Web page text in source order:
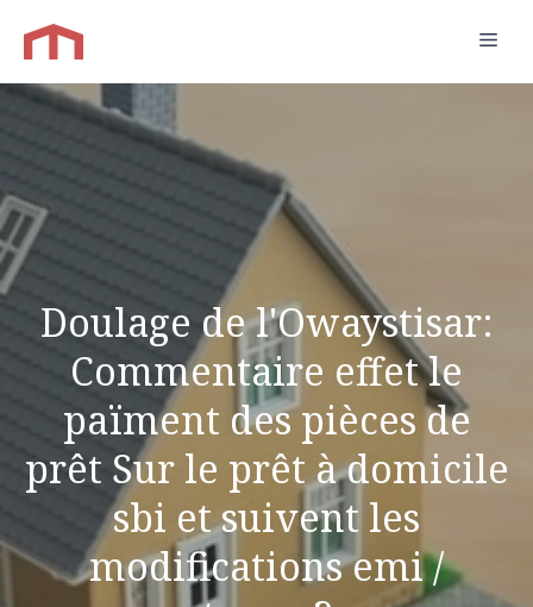
contenu
Doulage de l'Owaystisar:
Commentaire effet le
païment des pièces de
prêt Sur le prêt à domicile
sbi et suivent les
modifications emi /